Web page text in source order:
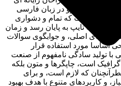
فرهنگ پیشرو در زبان فارسی
امید داشت که تمام و دشواری
سخت تایپ به پایان رسد و زمان
اصلی، و جوابگوی سوالات
اساسا مورد استفاده قرار
با تولید سادگی نامفهوم از صنعت
است، چاپگرها و متون بلکه
که لازم است، و برای
و کاربردهای متنوع با هدف بهبود